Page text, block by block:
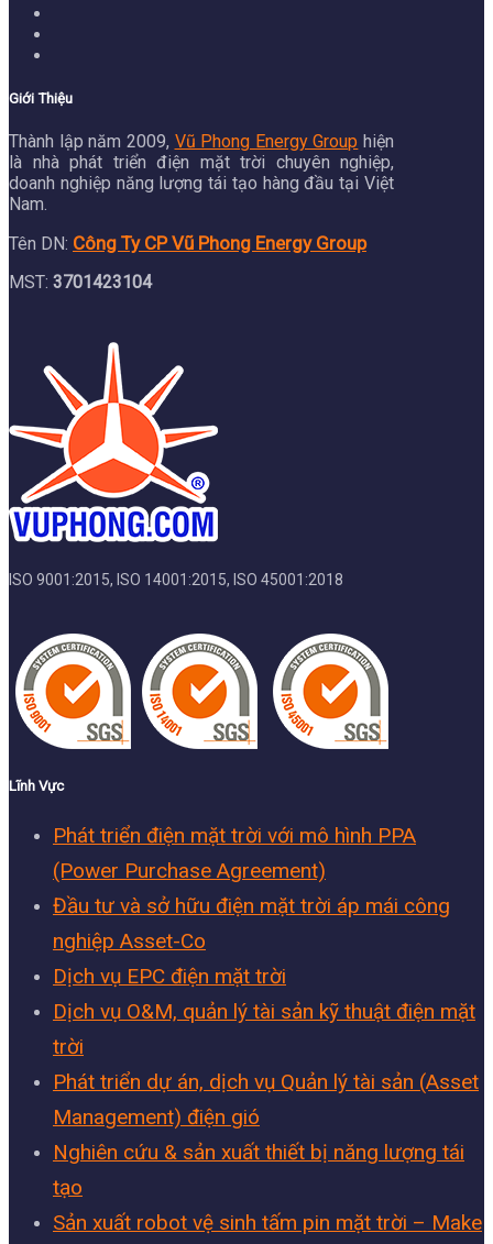
Giới Thiệu
Thành lập năm 2009, Vũ Phong Energy Group hiện
là nhà phát triển điện mặt trời chuyên nghiệp,
doanh nghiệp năng lượng tái tạo hàng đầu tại Việt
Nam.
Tên DN: Công Ty CP Vũ Phong Energy Group
MST: 3701423104
ISO 9001:2015, ISO 14001:2015, ISO 45001:2018
Lĩnh Vực
Phát triển điện mặt trời với mô hình PPA
(Power Purchase Agreement)
Đầu tư và sở hữu điện mặt trời áp mái công
nghiệp Asset-Co
Dịch vụ EPC điện mặt trời
Dịch vụ O&M, quản lý tài sản kỹ thuật điện mặt
trời
Phát triển dự án, dịch vụ Quản lý tài sản (Asset
Management) điện gió
Nghiên cứu & sản xuất thiết bị năng lượng tái
tạo
Sản xuất robot vệ sinh tấm pin mặt trời – Make